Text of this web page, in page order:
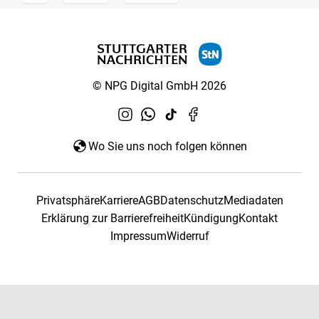
© NPG Digital GmbH 2026
Wo Sie uns noch folgen können
PrivatsphäreKarriereAGBDatenschutzMediadaten
Erklärung zur BarrierefreiheitKündigungKontakt
ImpressumWiderruf